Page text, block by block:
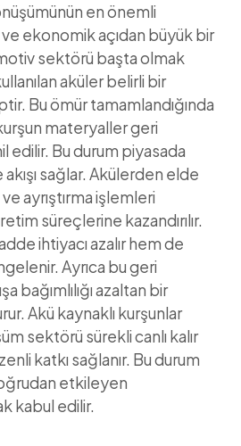
en önemli
ekonomik açıdan büyük bir
sektörü başta olmak
aküler belirli bir
Bu ömür tamamlandığında
materyaller geri
edilir. Bu durum piyasada
sağlar. Akülerden elde
ayrıştırma işlemleri
süreçlerine kazandırılır.
ihtiyacı azalır hem de
Ayrıca bu geri
bağımlılığı azaltan bir
Akü kaynaklı kurşunlar
sektörü sürekli canlı kalır
katkı sağlanır. Bu durum
etkileyen
kabul edilir.